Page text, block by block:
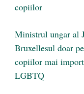
copiilor
Ministrul ungar al
Bruxellesul doar
copiilor mai
LGBTQ